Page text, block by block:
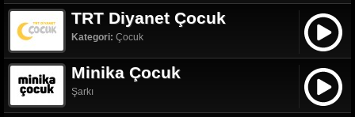
TRT Diyanet Çocuk
Kategori: Çocuk
Minika Çocuk
Şarkı